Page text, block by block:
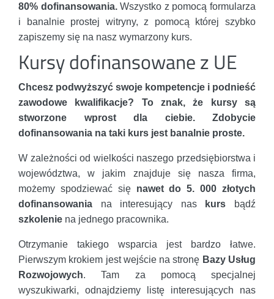
80% dofinansowania.Wszystko z pomocą formularza
i banalnie prostej witryny, z pomocą której szybko
zapiszemy się na nasz wymarzony kurs.
Kursy dofinansowane z UE
Chcesz podwyższyć swoje kompetencje i podnieść
zawodowe kwalifikacje? To znak, że kursy są
stworzone wprost dla ciebie. Zdobycie
dofinansowania na taki kurs jest banalnie proste.
W zależności od wielkości naszego przedsiębiorstwa i
województwa, w jakim znajduje się nasza firma,
możemy spodziewać się nawet do 5. 000 złotych
dofinansowania na interesujący naskurs bądź
szkolenie na jednego pracownika.
Otrzymanie takiego wsparcia jest bardzo łatwe.
Pierwszym krokiem jest wejście na stronę Bazy Usług
Rozwojowych. Tam za pomocą specjalnej
wyszukiwarki, odnajdziemy listę interesujących nas